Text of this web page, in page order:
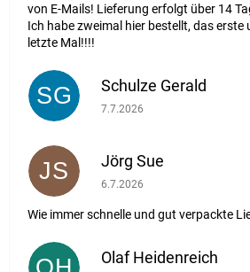
von E-Mails! Lieferung erfolgt über 14
Ich habe zweimal hier bestellt, das erste
letzte Mal!!!!
SG Schulze Gerald
Die Shop-Bewertung
7.7.2026
JS Jörg Sue
Die Shop-Bewertung
6.7.2026
Wie immer schnelle und gut verpackte
Olaf Heidenreich